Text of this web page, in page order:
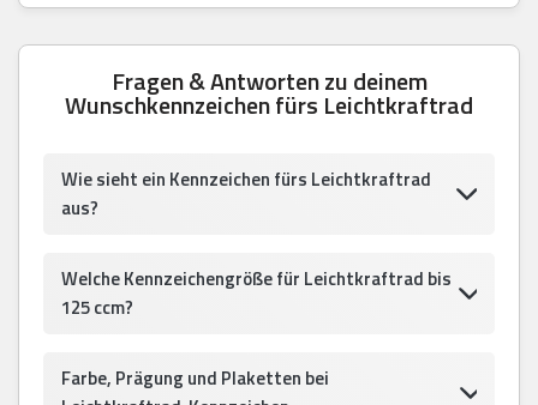
Fragen & Antworten zu deinem
Wunschkennzeichen fürs Leichtkraftrad
Wie sieht ein Kennzeichen fürs Leichtkraftrad
aus?
Welche Kennzeichengröße für Leichtkraftrad bis
125 ccm?
Farbe, Prägung und Plaketten bei